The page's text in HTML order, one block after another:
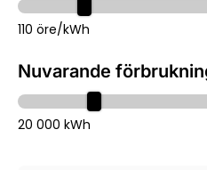
110 öre/kWh
Nuvarande
20 000 kWh